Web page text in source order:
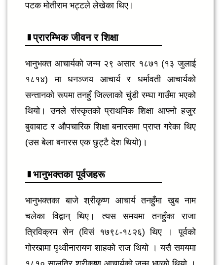
पटक मोतीराम भट्टले लेखेका थिए।
प्रारम्भिक जीवन र शिक्षा
भानुभक्त आचार्यको जन्म २९ असार १८७१ (१३ जुलाई
१८१४) मा धनञ्जय आचार्य र धर्मावती आचार्यको
सन्तानको रूपमा तनहुँ जिल्लाको चुंडी रम्घा गाउँमा भएको
थियो। उनले संस्कृतको प्राथमिक शिक्षा आफ्नो हजुर
बुवाबाट र औपचारिक शिक्षा बनारसमा प्राप्त गरेका थिए
(उस बेला बनारस एक छुट्टै देश थियो)।
भानुभक्तका पूर्वजहरू
भानुभक्तका बाजे श्रीकृष्ण आचार्य तनहुँमा खुब नाम
चलेका विद्वान् थिए। त्यस समयमा तनहुँका राजा
त्रिविक्रम सेन (विसं १७९८-१८२६) थिए । पूर्वको
गोरखामा पृथ्वीनारायण शाहको राज थियो । यसै समयमा